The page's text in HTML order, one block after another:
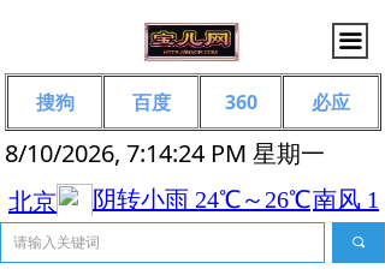
끀
8/10/2026, 7:14:24 PM 星期一
끠
搜狗 百度 360 必应